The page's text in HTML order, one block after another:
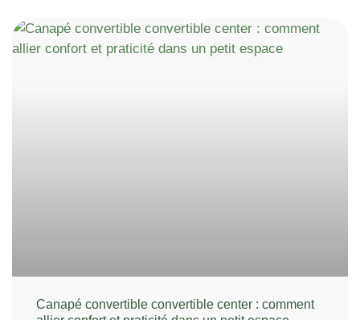
Canapé convertible convertible center : comment